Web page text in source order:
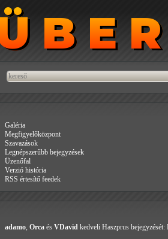
Galéria
Megfigyelőközpont
Szavazások
Legnépszerűbb bejegyzések
Üzenőfal
Verzió história
RSS értesítő feedek
adamo, Orca és VDavid kedveli Haszprus